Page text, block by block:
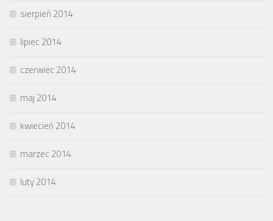
sierpień 2014
lipiec 2014
czerwiec 2014
maj 2014
kwiecień 2014
marzec 2014
luty 2014